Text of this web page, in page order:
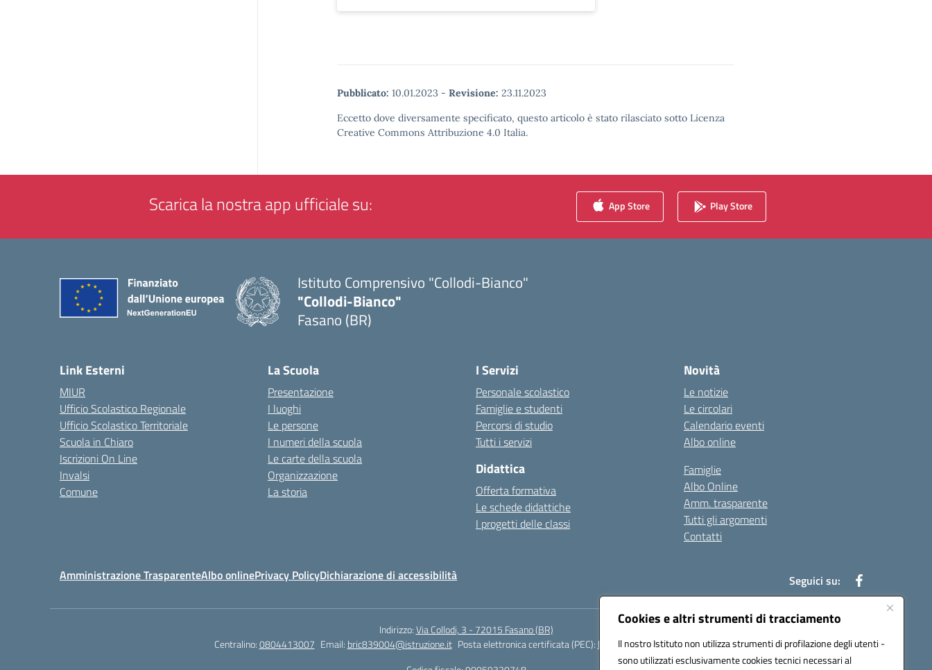
Cookies e altri strumenti di tracciamento
Il nostro Istituto non utilizza strumenti di profilazione degli utenti -
sono utilizzati esclusivamente cookies tecnici necessari al
Pubblicato: 10.01.2023 - Revisione: 23.11.2023
Eccetto dove diversamente specificato, questo articolo è stato rilasciato sotto Licenza
Creative Commons Attribuzione 4.0 Italia.
Scarica la nostra app ufficiale su: App Store Play Store
Istituto Comprensivo "Collodi-Bianco"
"Collodi-Bianco"
Fasano (BR)
Link Esterni
MIUR
Ufficio Scolastico Regionale
Ufficio Scolastico Territoriale
Scuola in Chiaro
Iscrizioni On Line
Invalsi
Comune
La Scuola
Presentazione
I luoghi
Le persone
I numeri della scuola
Le carte della scuola
Organizzazione
La storia
I Servizi
Personale scolastico
Famiglie e studenti
Percorsi di studio
Tutti i servizi
Didattica
Offerta formativa
Le schede didattiche
I progetti delle classi
Novità
Le notizie
Le circolari
Calendario eventi
Albo online
Famiglie
Albo Online
Amm. trasparente
Tutti gli argomenti
Contatti
Amministrazione TrasparenteAlbo onlinePrivacy PolicyDichiarazione di accessibilità Seguici su:
Indirizzo:Via Collodi, 3 - 72015 Fasano (BR)
Centralino:0804413007 Email: bric839004@istruzione.it Posta elettronica certificata (PEC): bric839004@pec.istruzione.it